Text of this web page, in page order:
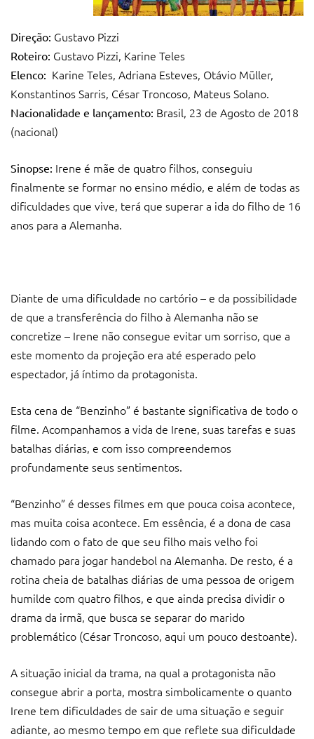
Direção: Gustavo Pizzi
Roteiro: Gustavo Pizzi, Karine Teles
Elenco: Karine Teles, Adriana Esteves, Otávio Müller,
Konstantinos Sarris, César Troncoso, Mateus Solano.
Nacionalidade e lançamento: Brasil, 23 de Agosto de 2018
(nacional)
Sinopse: Irene é mãe de quatro filhos, conseguiu
finalmente se formar no ensino médio, e além de todas as
dificuldades que vive, terá que superar a ida do filho de 16
anos para a Alemanha.
Diante de uma dificuldade no cartório – e da possibilidade
de que a transferência do filho à Alemanha não se
concretize – Irene não consegue evitar um sorriso, que a
este momento da projeção era até esperado pelo
espectador, já íntimo da protagonista.
Esta cena de “Benzinho” é bastante significativa de todo o
filme. Acompanhamos a vida de Irene, suas tarefas e suas
batalhas diárias, e com isso compreendemos
profundamente seus sentimentos.
“Benzinho” é desses filmes em que pouca coisa acontece,
mas muita coisa acontece. Em essência, é a dona de casa
lidando com o fato de que seu filho mais velho foi
chamado para jogar handebol na Alemanha. De resto, é a
rotina cheia de batalhas diárias de uma pessoa de origem
humilde com quatro filhos, e que ainda precisa dividir o
drama da irmã, que busca se separar do marido
problemático (César Troncoso, aqui um pouco destoante).
A situação inicial da trama, na qual a protagonista não
consegue abrir a porta, mostra simbolicamente o quanto
Irene tem dificuldades de sair de uma situação e seguir
adiante, ao mesmo tempo em que reflete sua dificuldade